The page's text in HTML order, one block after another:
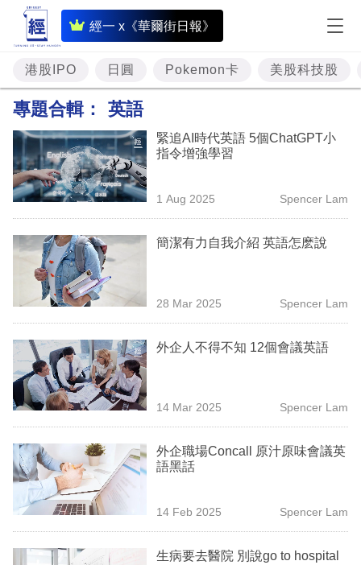
經一 x《華爾街日報》
即
時
財
經
題
投
資
樓
市
理
商
業
科
技
職
場
生
港股IPO 日圓 Pokemon卡 美股科技股
專題合輯： 英語
緊追AI時代英語 5個ChatGPT小
指令增強學習
1 Aug 2025 Spencer Lam
簡潔有力自我介紹 英語怎麽說
28 Mar 2025 Spencer Lam
外企人不得不知 12個會議英語
14 Mar 2025 Spencer Lam
外企職場Concall 原汁原味會議英
語黑話
14 Feb 2025 Spencer Lam
生病要去醫院 別說go to hospital